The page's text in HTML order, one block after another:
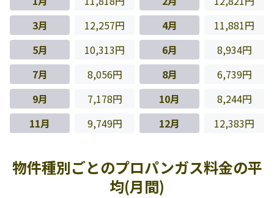
3月
12,257円 4月
11,881円
5月
10,313円 6月
8,934円
7月
8,056円 8月
6,739円
9月
7,178円 10月
8,244円
11月
9,749円 12月 12,383円
物件種別ごとのプロパンガス料金の平
均(月間)